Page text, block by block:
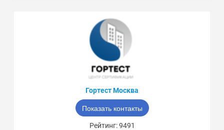
Гортест Москва
Показать контакты
Рейтинг: 9491